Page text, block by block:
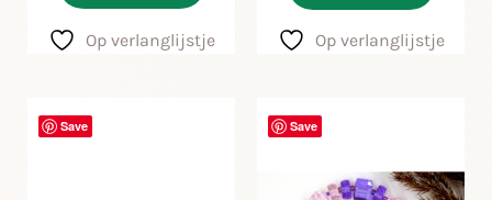
Op verlanglijstje Op verlanglijstje
Save Save